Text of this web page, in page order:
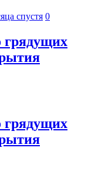
спустя 0
грядущих
грядущих